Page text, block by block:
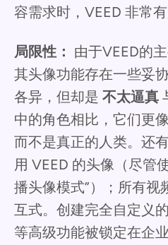
容需求时，VEED 非常有
局限性： 由于VEED的
其头像功能存在一些妥
各异，但却是 不太逼真
中的角色相比，它们更
而不是真正的人类。还有
用 VEED 的头像（尽管
播头像模式”）；所有视
互式。创建完全自定义
等高级功能被锁定在企